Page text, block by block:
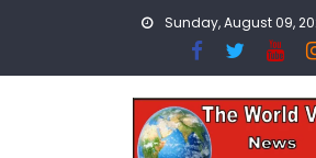
Sunday, August 09,